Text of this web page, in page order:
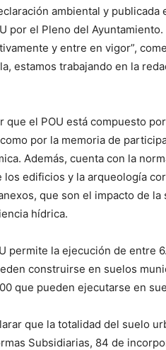
ambiental y
por el Pleno del
y entre en vigor”,
estamos trabajando en la
que el POU está compuesto
por la memoria de
Además, cuenta con la
edificios y la arqueología
que son el impacto de
hídrica.
permite la ejecución de entre
construirse en suelos
que pueden ejecutarse en
que la totalidad del suelo
Subsidiarias, 84 de